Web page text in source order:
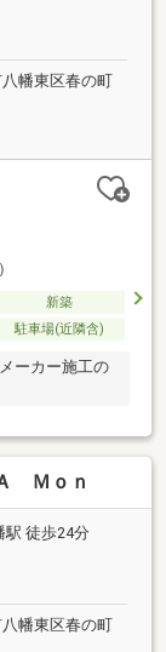
幡東区春の町
新築
駐車場(近隣含)
ーカー施工の
Ｍｏｎ
駅 徒歩24分
幡東区春の町